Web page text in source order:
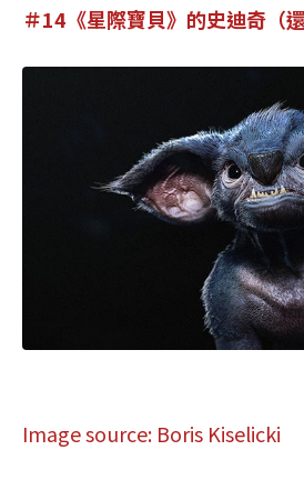
＃14《星際寶貝》的史迪奇（
Image source: Boris Kiselicki